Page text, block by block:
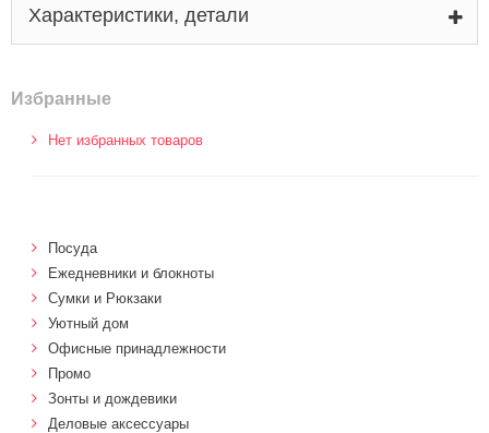
Характеристики, детали
Избранные
Нет избранных товаров
Посуда
Ежедневники и блокноты
Сумки и Рюкзаки
Уютный дом
Офисные принадлежности
Промо
Зонты и дождевики
Деловые аксессуары